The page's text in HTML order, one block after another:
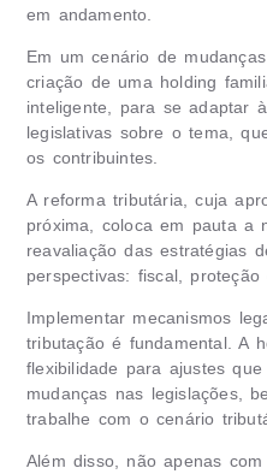
em andamento.
Em um cenário de
criação de uma holding
inteligente, para se adaptar
legislativas sobre o tema,
os contribuintes.
A reforma tributária, cuja
próxima, coloca em pauta a
reavaliação das estratégias
perspectivas: fiscal, proteção
Implementar mecanismos
tributação é fundamental. A
flexibilidade para ajustes
mudanças nas legislações,
trabalhe com o cenário
Além disso, não apenas